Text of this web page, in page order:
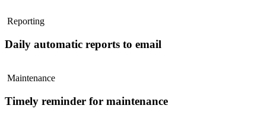
Reporting
Daily automatic reports to email
Maintenance
Timely reminder for maintenance